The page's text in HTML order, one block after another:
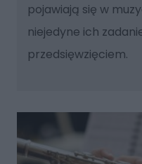
pojawiają się w
niejedyne ich
przedsięwzięciem.